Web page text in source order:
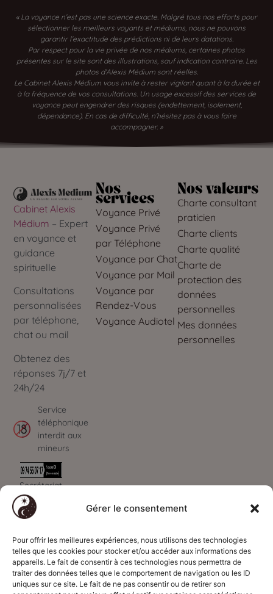
Gérer le consentement
Pour offrir les meilleures expériences, nous utilisons des technologies
telles que les cookies pour stocker et/ou accéder aux informations des
appareils. Le fait de consentir à ces technologies nous permettra de
traiter des données telles que le comportement de navigation ou les ID
uniques sur ce site. Le fait de ne pas consentir ou de retirer son
« La voyance n’est pas une science exacte. Malgré tous nos efforts pour
sélectionner les meilleurs voyants et médiums, nous ne pouvons
garantir l’exactitude des prédictions ni de leurs datations.
Par respect pour la vie privée de nos médiums, certaines photos
présentes sur le site sont des illustrations, sauf indication contraire. Les
photos d’Alexis Médium sont réelles.
Le Cabinet Alexis Médium vous invite à rester vigilant quant à la durée et
à la fréquence de vos consultations. Un usage excessif des services de
voyance peut engendrer des risques (endettement, isolement,
dépendance). En cas de difficulté, n’hésitez pas à vous faire
accompagner. »
Cabinet Alexis
Médium – Expert
en voyance et
guidance
spirituelle
Consultations
personnalisées
par téléphone,
chat ou mail
Obtenez des
réponses 7j/7 et
24h/24
Service
téléphonique
interdit aux
mineurs
Secrétariat
ouvert de 09h à
00h - 7J/7
Nos
services
Voyance Privé
Voyance Privé
par Téléphone
Voyance par Chat
Voyance par Mail
Voyance par
Rendez-Vous
Voyance Audiotel
Nos valeurs
Charte consultant
praticien
Charte clients
Charte qualité
Charte de
protection des
données
personnelles
Mes données
personnelles
par
CB
Code déontologie
Voyance
Code déontologie
Magnétisme
Qui sommes-
nous ?
Présentation du
cabinet